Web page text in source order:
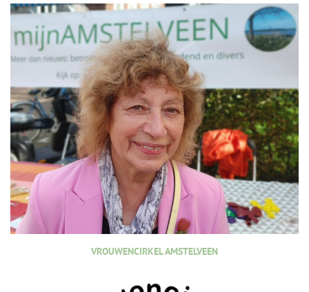
VROUWENCIRKEL AMSTELVEEN